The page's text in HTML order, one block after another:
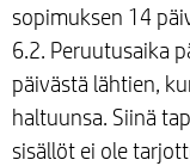
sopimuksen 14
6.2. Peruutusaika
päivästä lähtien,
haltuunsa. Siinä
sisällöt ei ole